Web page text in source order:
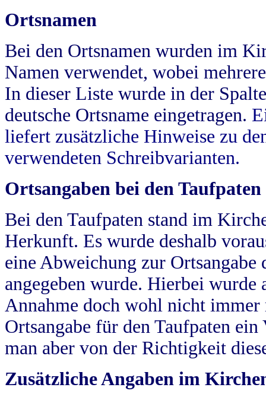
Ortsnamen
Bei den Ortsnamen wurden im
Namen verwendet, wobei
In dieser Liste wurde in der
deutsche Ortsname eingetragen.
liefert zusätzliche Hinweise zu
verwendeten Schreibvarianten.
Ortsangaben bei den Taufpaten
Bei den Taufpaten stand im
Herkunft. Es wurde deshalb
eine Abweichung zur
angegeben wurde. Hierbei wurde
Annahme doch wohl nicht
Ortsangabe für den Taufpaten
man aber von der Richtigkeit
Zusätzliche Angaben im